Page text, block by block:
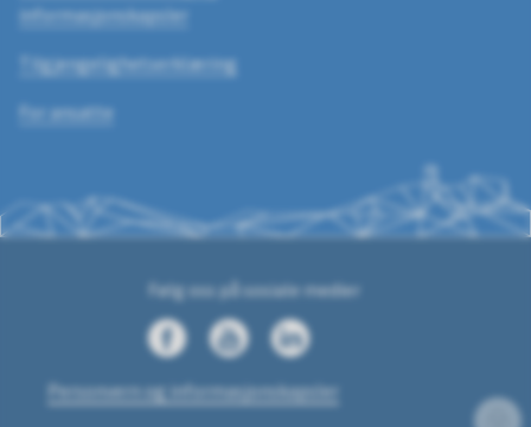
informasjonskapsler
Tilgjengelighetserklæring
For ansatte
Følg oss på sosiale medier
Facebook.com
YouTubeLinkedIn
Personvern og informasjonskapsler